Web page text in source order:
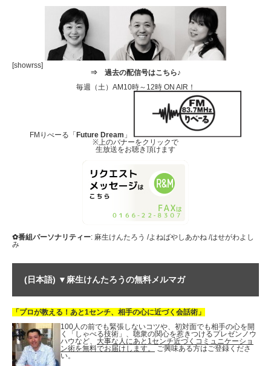
[showrss]
⇒ 過去の配信号はこちら♪
毎週（土）AM10時～12時 ON AIR！
FMりべーる「Future Dream 」
※上のバナーをクリックで
生放送をお聴き頂けます
✿番組パーソナリティー: 麻生けんたろう /よねばやしあかね /はせがわよし
み
(日本語) ▼麻生けんたろうの無料メルマガ
「プロが教える！あと1センチ、相手の心に近づく会話術」
100人の前でも緊張しないコツや、初対面でも相手の心を開
く「しゃべる技術」、聴衆の関心を惹きつけるプレゼンノウ
ハウなど、 大事な人にあと1センチ近づくコミュニケーショ
ン術を無料でお届けします。
ご興味ある方はご登録くださ
い。